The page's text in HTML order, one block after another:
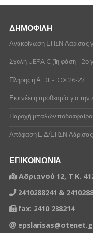
ΔΗΜΟΦΙΛΗ
Ανακοίνωση ΕΠΣΝ Λάρισας
Σχολή UEFA C (1η φάση – 2ο
Πλήρης η Ά DE-TOX 26-27
Εκπνέει η προθεσμία για την
Παροχή μπαλών
Απόφαση Ε.Δ/ΕΠΣΝ Λάρισας
ΕΠΙΚΟΙΝΩΝΙΑ
Αδριανού 12, Τ.Κ.
2410288241 &
fax: 2410 288214